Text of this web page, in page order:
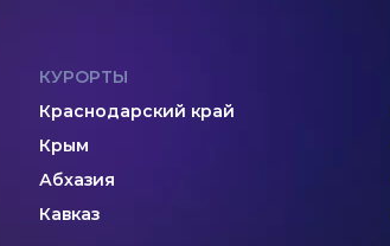
КУРОРТЫ
Краснодарский край
Крым
Абхазия
Кавказ